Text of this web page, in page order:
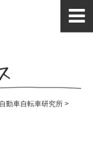
自動車自転車研究所 >